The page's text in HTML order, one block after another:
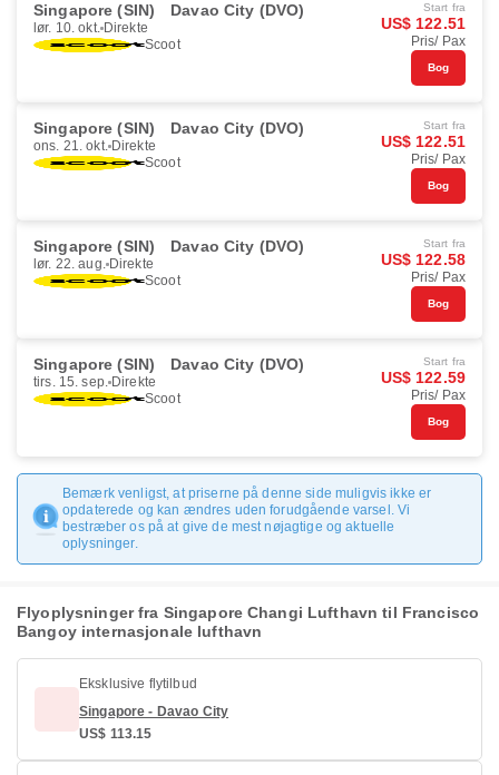
Singapore (SIN) Davao City (DVO)
lør. 10. okt. Direkte
Scoot
Start fra
US$ 122.51
Pris/ Pax
Bog
Singapore (SIN) Davao City (DVO)
ons. 21. okt. Direkte
Scoot
Start fra
US$ 122.51
Pris/ Pax
Bog
Singapore (SIN) Davao City (DVO)
lør. 22. aug. Direkte
Scoot
Start fra
US$ 122.58
Pris/ Pax
Bog
Singapore (SIN) Davao City (DVO)
tirs. 15. sep. Direkte
Scoot
Start fra
US$ 122.59
Pris/ Pax
Bog
Bemærk venligst, at priserne på denne side muligvis ikke er
opdaterede og kan ændres uden forudgående varsel. Vi
bestræber os på at give de mest nøjagtige og aktuelle
oplysninger.
Flyoplysninger fra Singapore Changi Lufthavn til Francisco
Bangoy internasjonale lufthavn
Eksklusive flytilbud
Singapore - Davao City
US$ 113.15